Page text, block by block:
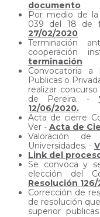
documento
Por medio de
039 del 18 de
27/02/2020
Terminación
cooperación
terminación
Convocatoria a
Publicas o
realizar
de Pereira. -
12/06/2020.
Acta de cierre
Ver - Acta de
Valoración
Universidades. -
Link del
Se convoca y
elección del
Resolución
Corrección de
de resolución
superior